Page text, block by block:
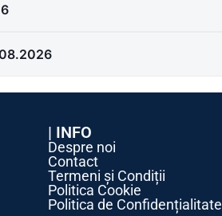
| INFO
Despre noi
Contact
Termeni și Condiții
Politica Cookie
Politica de Confidențialitate